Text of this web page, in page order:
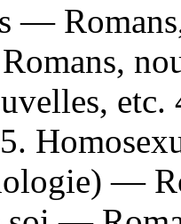
—
—